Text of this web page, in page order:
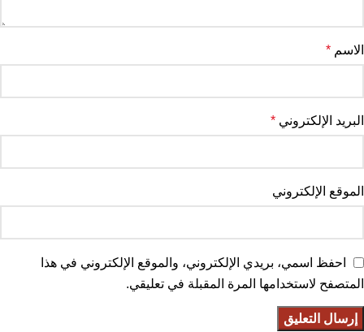
الاسم *
البريد الإلكتروني *
الموقع الإلكتروني
احفظ اسمي، بريدي الإلكتروني، والموقع الإلكتروني في هذا
المتصفح لاستخدامها المرة المقبلة في تعليقي.